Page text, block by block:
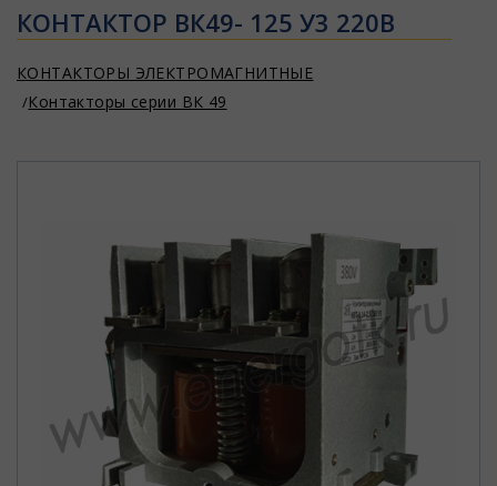
КОНТАКТОР ВК49- 125 У3 220В
КОНТАКТОРЫ ЭЛЕКТРОМАГНИТНЫЕ
Контакторы серии ВК 49